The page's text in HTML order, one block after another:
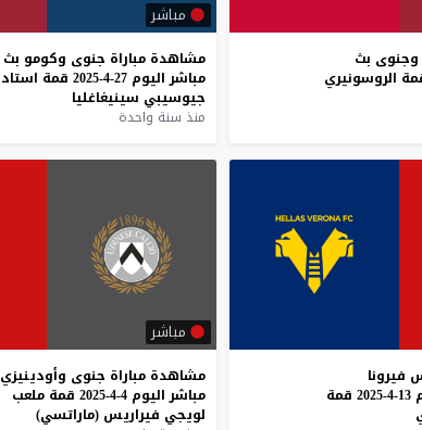
وجنوى بث
الروسونيري
مباشر
مشاهدة مباراة جنوى وكومو بث
مباشر اليوم 27-4-2025 قمة استاد
جيوسيبي سينيغاغليا
منذ سنة واحدة
فيرونا
13-4-2025
قمة
مباشر
مشاهدة مباراة جنوى وأودينيزي
مباشر اليوم 4-4-2025 قمة ملعب
لويجي فيراريس (ماراتسي)